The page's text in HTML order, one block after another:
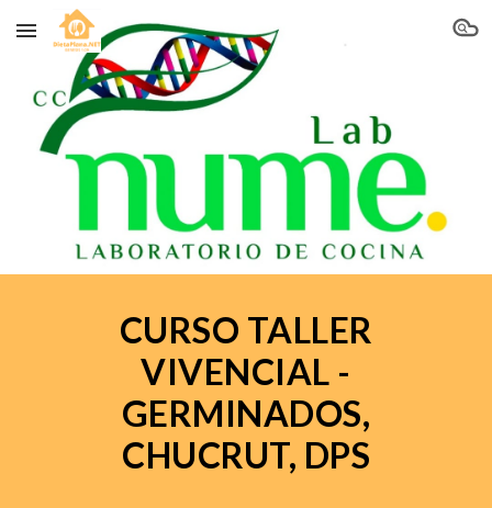
Skip to main content Skip to navigation
CURSO TALLER
VIVENCIAL -
GERMINADOS,
CHUCRUT, DPS